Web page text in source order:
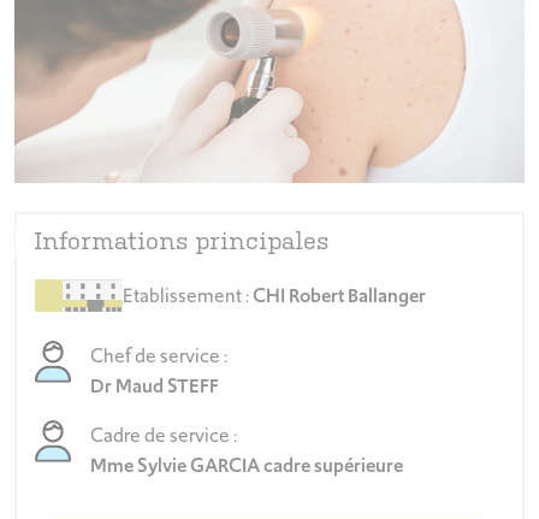
Informations principales
Etablissement :CHI Robert Ballanger
Chef de service :
Dr Maud STEFF
Cadre de service :
Mme Sylvie GARCIA cadre supérieure